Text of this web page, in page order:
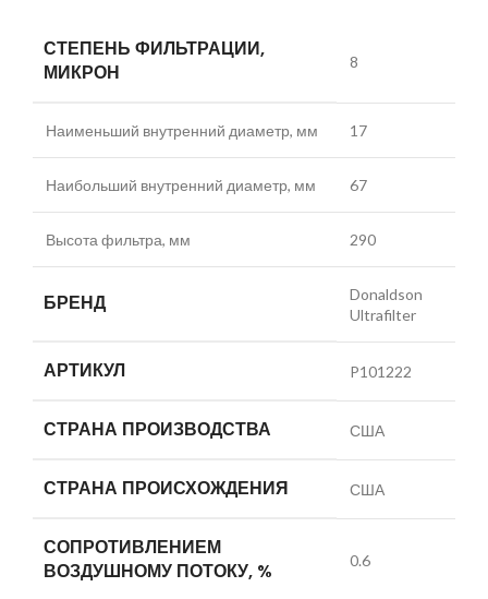
СТЕПЕНЬ ФИЛЬТРАЦИИ,
МИКРОН
8
Наименьший внутренний диаметр, мм 17
Наибольший внутренний диаметр, мм 67
Высота фильтра, мм 290
БРЕНД
Donaldson
Ultrafilter
АРТИКУЛ P101222
СТРАНА ПРОИЗВОДСТВА США
СТРАНА ПРОИСХОЖДЕНИЯ США
СОПРОТИВЛЕНИЕМ
ВОЗДУШНОМУ ПОТОКУ, %
0.6